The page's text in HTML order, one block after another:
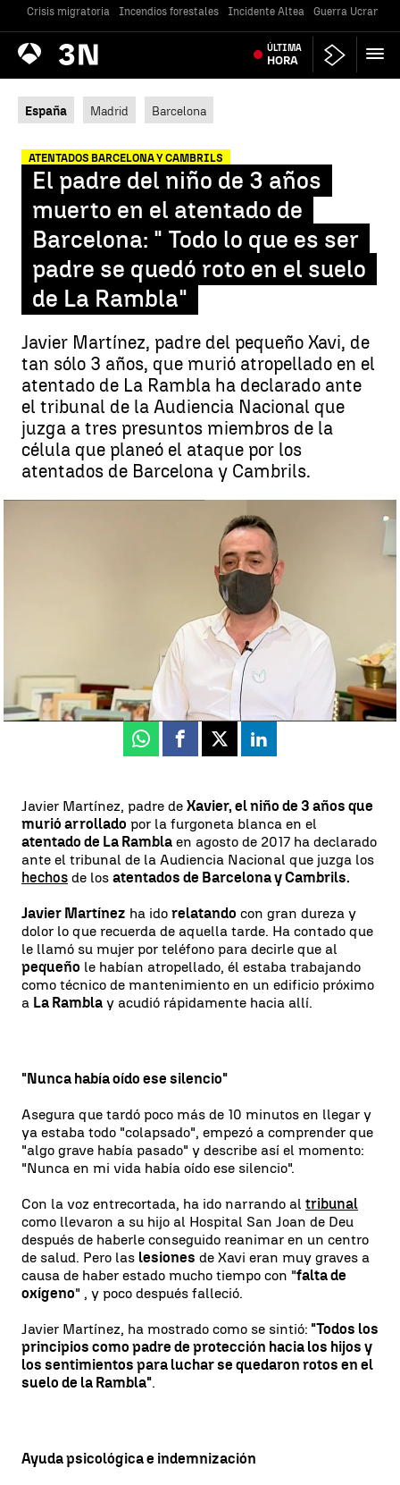
Crisis migratoria Incendios forestales Incidente Altea Guerra Ucrania
Antena
3 Noticias ÚLTIMA
HORA
España Madrid Barcelona
ATENTADOS BARCELONA Y CAMBRILS
El padre del niño de 3 años
muerto en el atentado de
Barcelona: " Todo lo que es ser
padre se quedó roto en el suelo
de La Rambla"
Javier Martínez, padre del pequeño Xavi, de
tan sólo 3 años, que murió atropellado en el
atentado de La Rambla ha declarado ante
el tribunal de la Audiencia Nacional que
juzga a tres presuntos miembros de la
célula que planeó el ataque por los
atentados de Barcelona y Cambrils.
El padre del niño de 3 años muerto en el atentado de Barcelona: "
Todo lo que es ser padre se quedó roto en el suelo de La Rambla" |
Actualizado:
13 de noviembre de 2020, 15:55
Publicado:13 de noviembre de 2020, 12:43
Whatsapp
Facebook
X Linkedin
Javier Martínez, padre de Xavier, el niño de 3 años que
murió arrollado por la furgoneta blanca en el
atentado de La Rambla en agosto de 2017 ha declarado
ante el tribunal de la Audiencia Nacional que juzga los
hechos de los atentados de Barcelona y Cambrils.
Javier Martínez ha ido relatando con gran dureza y
dolor lo que recuerda de aquella tarde. Ha contado que
le llamó su mujer por teléfono para decirle que al
pequeño le habían atropellado, él estaba trabajando
como técnico de mantenimiento en un edificio próximo
a La Rambla y acudió rápidamente hacia allí.
"Nunca había oído ese silencio"
Asegura que tardó poco más de 10 minutos en llegar y
ya estaba todo "colapsado", empezó a comprender que
"algo grave había pasado" y describe así el momento:
"Nunca en mi vida había oído ese silencio".
Con la voz entrecortada, ha ido narrando al tribunal
como llevaron a su hijo al Hospital San Joan de Deu
después de haberle conseguido reanimar en un centro
de salud. Pero las lesiones de Xavi eran muy graves a
causa de haber estado mucho tiempo con "falta de
oxígeno" , y poco después falleció.
Javier Martínez, ha mostrado como se sintió: "Todos los
principios como padre de protección hacia los hijos y
los sentimientos para luchar se quedaron rotos en el
suelo de la Rambla".
Ayuda psicológica e indemnización